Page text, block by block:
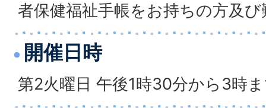
者保健福祉手帳をお持ちの方及
開催日時
第2火曜日 午後1時30分から3